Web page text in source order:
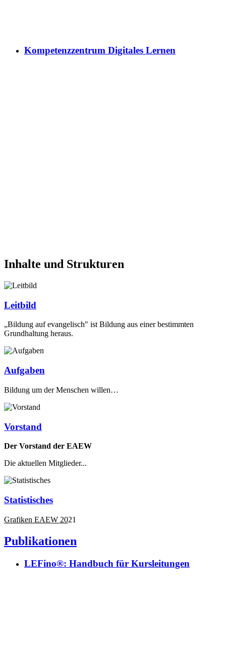
Kompetenzzentrum Digitales Lernen
Inhalte und Strukturen
Leitbild
„Bildung auf evangelisch" ist Bildung aus einer bestimmten
Grundhaltung heraus.
Aufgaben
Bildung um der Menschen willen…
Vorstand
Der Vorstand der EAEW
Die aktuellen Mitglieder...
Statistisches
Grafiken EAEW 2021
Publikationen
LEFino®: Handbuch für Kursleitungen